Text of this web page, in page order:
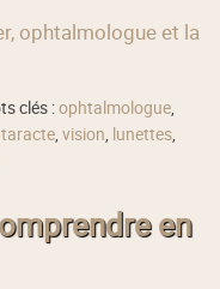
ophtalmologue et la
clés :ophtalmologue,
,vision, lunettes,
en